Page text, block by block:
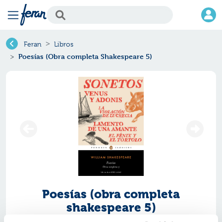
Feran Libros
Poesías (Obra completa Shakespeare 5)
Poesías (obra completa
shakespeare 5)